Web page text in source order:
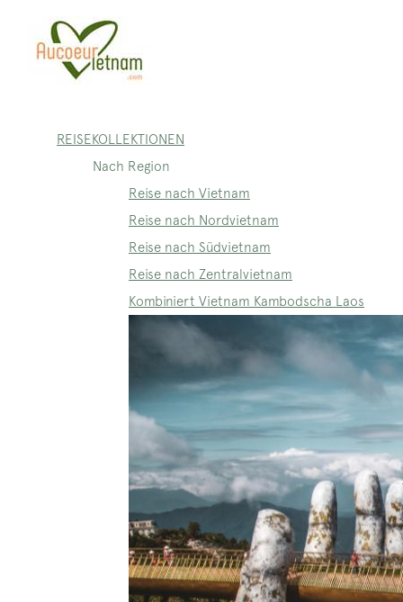
REISEKOLLEKTIONEN
Nach Region
Reise nach Vietnam
Reise nach Nordvietnam
Reise nach Südvietnam
Reise nach Zentralvietnam
Kombiniert Vietnam Kambodscha Laos